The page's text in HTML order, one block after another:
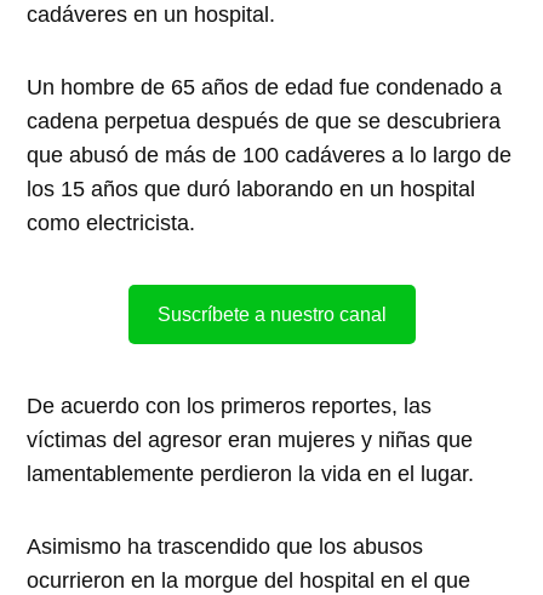
cadáveres en un hospital.
Un hombre de 65 años de edad fue condenado a
cadena perpetua después de que se descubriera
que abusó de más de 100 cadáveres a lo largo de
los 15 años que duró laborando en un hospital
como electricista.
Suscríbete a nuestro canal
De acuerdo con los primeros reportes, las
víctimas del agresor eran mujeres y niñas que
lamentablemente perdieron la vida en el lugar.
Asimismo ha trascendido que los abusos
ocurrieron en la morgue del hospital en el que